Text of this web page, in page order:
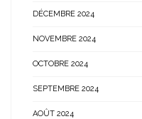
DÉCEMBRE 2024
NOVEMBRE 2024
OCTOBRE 2024
SEPTEMBRE 2024
AOÛT 2024